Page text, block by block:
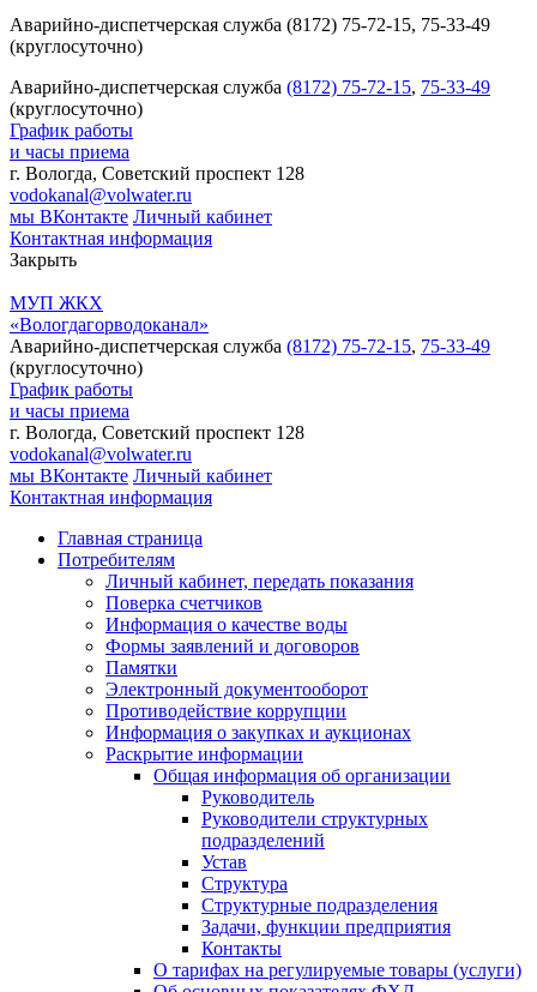
Аварийно-диспетчерская служба (8172) 75-72-15, 75-33-49
(круглосуточно)
Аварийно-диспетчерская служба (8172) 75-72-15, 75-33-49
(круглосуточно)
График работы
и часы приема
г. Вологда, Советский проспект 128
vodokanal@volwater.ru
мы ВКонтакте Личный кабинет
Контактная информация
Закрыть
МУП ЖКХ
«Вологдагорводоканал»
Аварийно-диспетчерская служба (8172) 75-72-15, 75-33-49
(круглосуточно)
График работы
и часы приема
г. Вологда, Советский проспект 128
vodokanal@volwater.ru
мы ВКонтакте Личный кабинет
Контактная информация
Главная страница
Потребителям
Личный кабинет, передать показания
Поверка счетчиков
Информация о качестве воды
Формы заявлений и договоров
Памятки
Электронный документооборот
Противодействие коррупции
Информация о закупках и аукционах
Раскрытие информации
Общая информация об организации
Руководитель
Руководители структурных
подразделений
Устав
Структура
Структурные подразделения
Задачи, функции предприятия
Контакты
О тарифах на регулируемые товары (услуги)